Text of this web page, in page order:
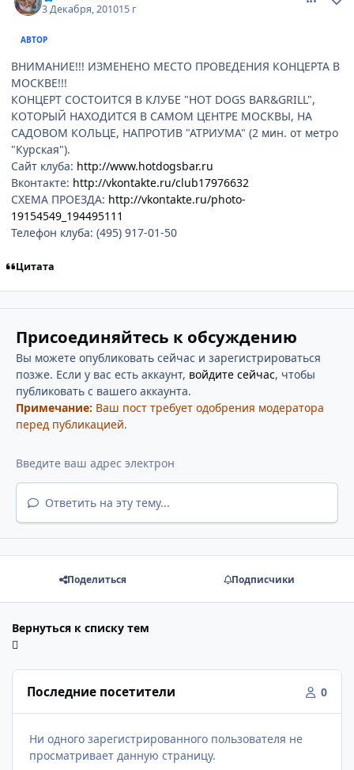
3 Декабря, 201015 г
АВТОР
ВНИМАНИЕ!!! ИЗМЕНЕНО МЕСТО ПРОВЕДЕНИЯ КОНЦЕРТА В
МОСКВЕ!!!
КОНЦЕРТ СОСТОИТСЯ В КЛУБЕ "HOT DOGS BAR&GRILL",
КОТОРЫЙ НАХОДИТСЯ В САМОМ ЦЕНТРЕ МОСКВЫ, НА
САДОВОМ КОЛЬЦЕ, НАПРОТИВ "АТРИУМА" (2 мин. от метро
"Курская").
Сайт клуба: http://www.hotdogsbar.ru
Вконтакте: http://vkontakte.ru/club17976632
СХЕМА ПРОЕЗДА: http://vkontakte.ru/photo-
19154549_194495111
Телефон клуба: (495) 917-01-50
Цитата
Присоединяйтесь к обсуждению
Вы можете опубликовать сейчас и зарегистрироваться
позже. Если у вас есть аккаунт, войдите сейчас, чтобы
публиковать с вашего аккаунта.
Примечание: Ваш пост требует одобрения модератора
перед публикацией.
Ответить на эту тему...
Поделиться Подписчики
Вернуться к списку тем
Последние посетители 0
Ни одного зарегистрированного пользователя не
просматривает данную страницу.